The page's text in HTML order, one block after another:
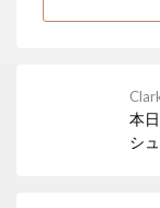
本
シ